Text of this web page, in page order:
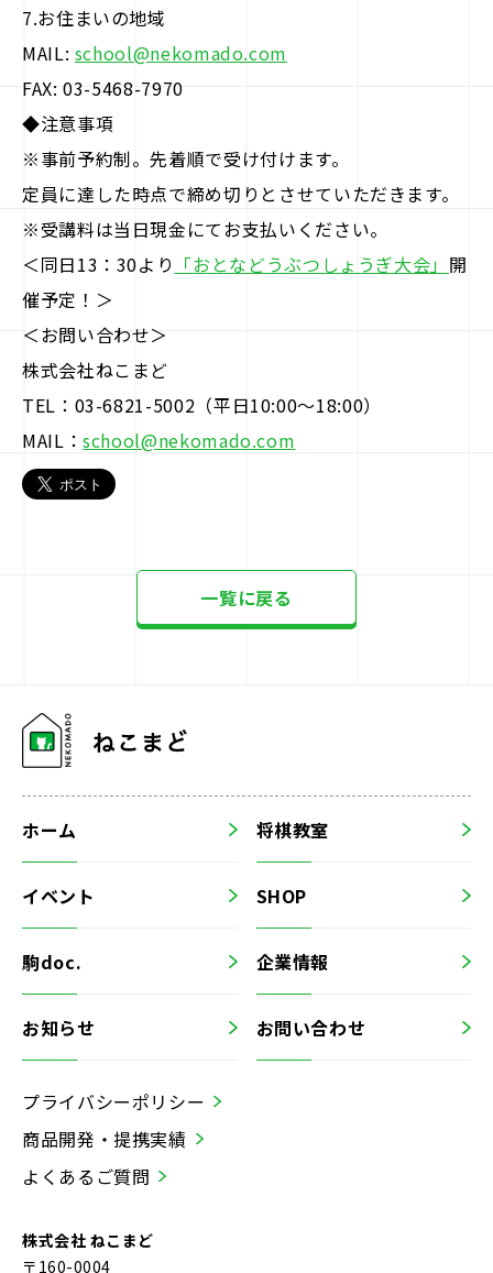
7.お住まいの地域
MAIL: school@nekomado.com
FAX: 03-5468-7970
◆注意事項
※事前予約制。先着順で受け付けます。
定員に達した時点で締め切りとさせていただきます。
※受講料は当日現金にてお支払いください。
＜同日13：30より 「おとなどうぶつしょうぎ大会」 開
催予定！＞
＜お問い合わせ＞
株式会社ねこまど
TEL：03-6821-5002（平日10:00～18:00）
MAIL：school@nekomado.com
一覧に戻る
ホーム 将棋教室
イベント SHOP
駒doc. 企業情報
お知らせ お問い合わせ
プライバシーポリシー
商品開発・提携実績
よくあるご質問
株式会社 ねこまど
〒160-0004